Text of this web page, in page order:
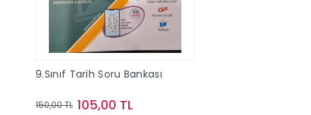
9.Sınıf Tarih Soru Bankası
150,00 TL 105,00 TL